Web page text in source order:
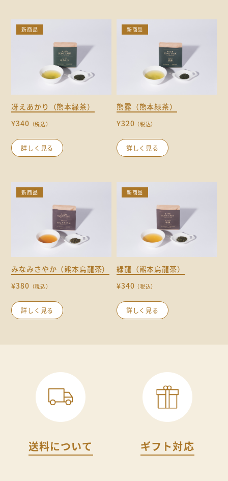
新商品
冴えあかり（熊本緑茶）
¥340 （税込）
詳しく見る
新商品
熊露（熊本緑茶）
¥320 （税込）
詳しく見る
新商品
みなみさやか（熊本烏龍茶）
¥380 （税込）
詳しく見る
新商品
緑龍（熊本烏龍茶）
¥340 （税込）
詳しく見る
送料について ギフト対応